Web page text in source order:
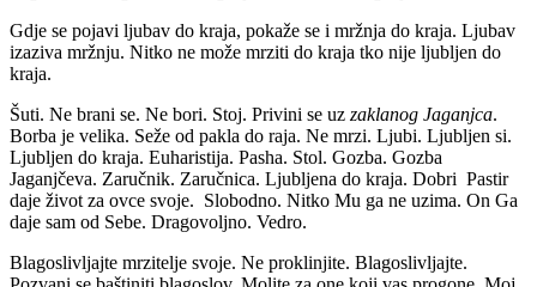
Gdje se pojavi ljubav do kraja, pokaže se i mržnja do kraja. Ljubav
izaziva mržnju. Nitko ne može mrziti do kraja tko nije ljubljen do
kraja.
Šuti. Ne brani se. Ne bori. Stoj. Privini se uz zaklanog Jaganjca.
Borba je velika. Seže od pakla do raja. Ne mrzi. Ljubi. Ljubljen si.
Ljubljen do kraja. Euharistija. Pasha. Stol. Gozba. Gozba
Jaganjčeva. Zaručnik. Zaručnica. Ljubljena do kraja. Dobri Pastir
daje život za ovce svoje. Slobodno. Nitko Mu ga ne uzima. On Ga
daje sam od Sebe. Dragovoljno. Vedro.
Blagoslivljajte mrzitelje svoje. Ne proklinjite. Blagoslivljajte.